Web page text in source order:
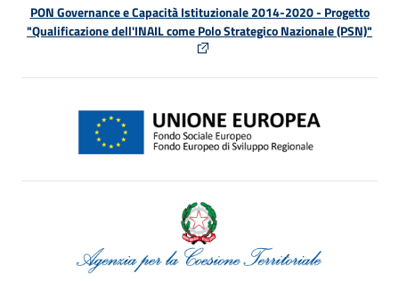
PON Governance e Capacità Istituzionale 2014-2020 - Progetto
"Qualificazione dell'INAIL come Polo Strategico Nazionale (PSN)"